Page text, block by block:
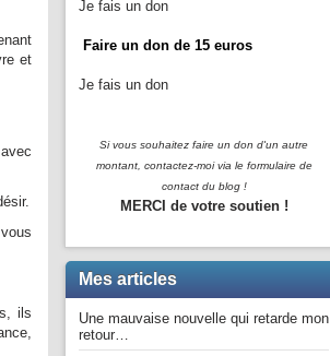
et
ils
Je fais un don
Faire un don de 15 euros
Je fais un don
Si vous souhaitez faire un don d'un autre
montant, contactez-moivia le formulaire de
contact du blog !
MERCI de votre soutien !
Mes articles
Une mauvaise nouvelle qui retarde mon
retour…